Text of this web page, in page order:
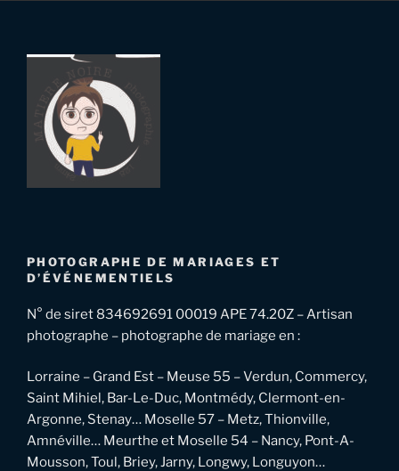
PHOTOGRAPHE DE MARIAGES ET
D’ÉVÉNEMENTIELS
N° de siret 834692691 00019 APE 74.20Z – Artisan
photographe – photographe de mariage en :
Lorraine – Grand Est – Meuse 55 – Verdun, Commercy,
Saint Mihiel, Bar-Le-Duc, Montmédy, Clermont-en-
Argonne, Stenay… Moselle 57 – Metz, Thionville,
Amnéville… Meurthe et Moselle 54 – Nancy, Pont-A-
Mousson, Toul, Briey, Jarny, Longwy, Longuyon…